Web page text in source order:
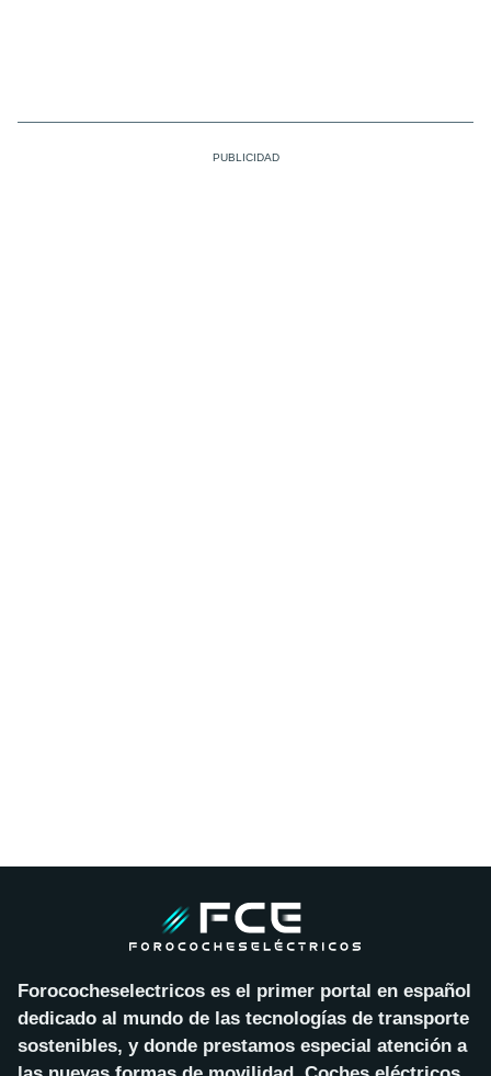
Forococheselectricos es el primer portal en español
dedicado al mundo de las tecnologías de transporte
sostenibles, y donde prestamos especial atención a